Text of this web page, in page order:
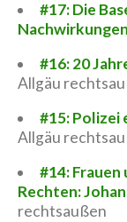
#17: Die
Nachwirkungen
#16: 20
Allgäu
#15: Polizei
Allgäu
#14: Frauen
Rechten:
rechtsaußen